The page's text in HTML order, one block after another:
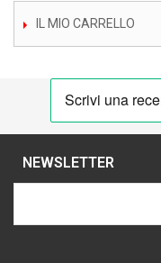
IL MIO CARRELLO
NEWSLETTER